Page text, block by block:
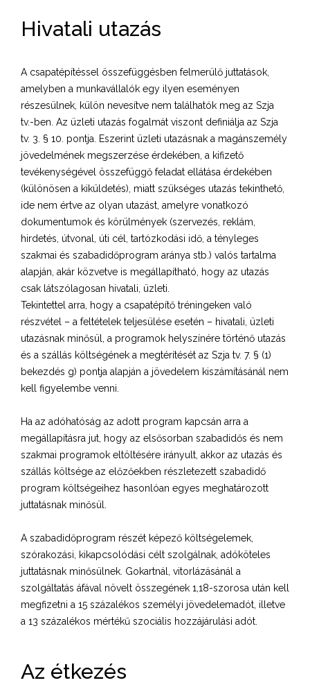
Hivatali utazás
A csapatépítéssel összefüggésben felmerülő juttatások,
amelyben a munkavállalók egy ilyen eseményen
részesülnek, külön nevesítve nem találhatók meg az Szja
tv.-ben. Az üzleti utazás fogalmát viszont definiálja az Szja
tv. 3. § 10. pontja. Eszerint üzleti utazásnak a magánszemély
jövedelmének megszerzése érdekében, a kifizető
tevékenységével összefüggő feladat ellátása érdekében
(különösen a kiküldetés), miatt szükséges utazás tekinthető,
ide nem értve az olyan utazást, amelyre vonatkozó
dokumentumok és körülmények (szervezés, reklám,
hirdetés, útvonal, úti cél, tartózkodási idő, a tényleges
szakmai és szabadidőprogram aránya stb.) valós tartalma
alapján, akár közvetve is megállapítható, hogy az utazás
csak látszólagosan hivatali, üzleti.
Tekintettel arra, hogy a csapatépítő tréningeken való
részvétel – a feltételek teljesülése esetén – hivatali, üzleti
utazásnak minősül, a programok helyszínére történő utazás
és a szállás költségének a megtérítését az Szja tv. 7. § (1)
bekezdés g) pontja alapján a jövedelem kiszámításánál nem
kell figyelembe venni.
Ha az adóhatóság az adott program kapcsán arra a
megállapításra jut, hogy az elsősorban szabadidős és nem
szakmai programok eltöltésére irányult, akkor az utazás és
szállás költsége az előzőekben részletezett szabadidő
program költségeihez hasonlóan egyes meghatározott
juttatásnak minősül.
A szabadidőprogram részét képező költségelemek,
szórakozási, kikapcsolódási célt szolgálnak, adóköteles
juttatásnak minősülnek. Gokartnál, vitorlázásánál a
szolgáltatás áfával növelt összegének 1,18-szorosa után kell
megfizetni a 15 százalékos személyi jövedelemadót, illetve
a 13 százalékos mértékű szociális hozzájárulási adót.
Az étkezés